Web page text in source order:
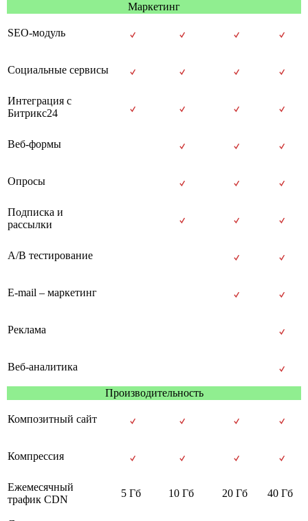
Маркетинг
SEO-модуль
Социальные сервисы
Интеграция с
Битрикс24
Веб-формы
Опросы
Подписка и
рассылки
A/B тестирование
E-mail – маркетинг
Реклама
Веб-аналитика
Производительность
Композитный сайт
Компрессия
Ежемесячный
трафик CDN
5 Гб 10 Гб 20 Гб 40 Гб